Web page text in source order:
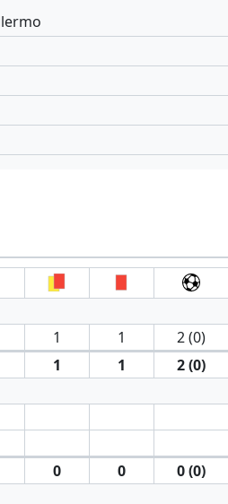
1 1
2 (0)
1 1 2 (0)
0 0 0 (0)